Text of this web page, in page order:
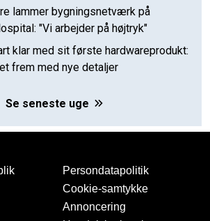
lammer bygningsnetværk på
"Vi arbejder på højtryk"
klar med sit første hardwareprodukt:
frem med nye detaljer
Se seneste uge
Persondatapolitik
Cookie-samtykke
Annoncering